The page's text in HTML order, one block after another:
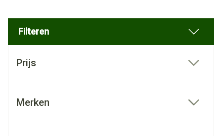
Filteren
Prijs
Merken